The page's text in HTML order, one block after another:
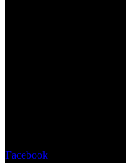
Facebook